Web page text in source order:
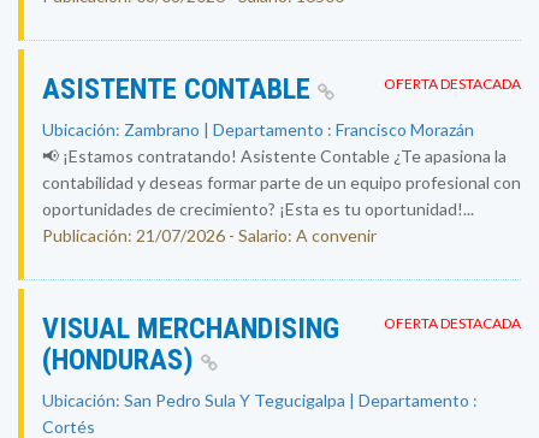
OFERTA DESTACADA
ASISTENTE CONTABLE
Ubicación: Zambrano | Departamento : Francisco Morazán
📢 ¡Estamos contratando! Asistente Contable ¿Te apasiona la
contabilidad y deseas formar parte de un equipo profesional con
oportunidades de crecimiento? ¡Esta es tu oportunidad!...
Publicación: 21/07/2026 - Salario: A convenir
OFERTA DESTACADA
VISUAL MERCHANDISING
(HONDURAS)
Ubicación: San Pedro Sula Y Tegucigalpa | Departamento :
Cortés